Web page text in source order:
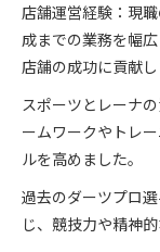
店舗運営経験：現
成までの業務を幅
店舗の成功に貢献し
スポーツとレーナ
ームワークやトレ
ルを高めました。
過去のダーツプロ
じ、競技力や精神